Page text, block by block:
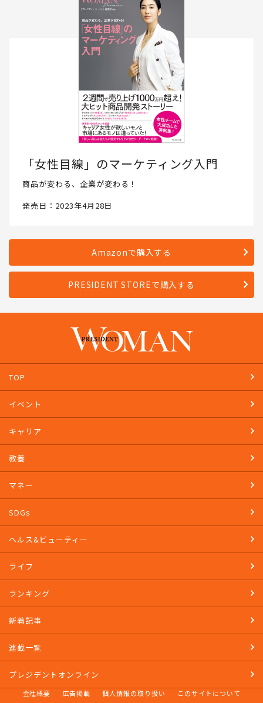
「女性目線」のマーケティング入門
商品が変わる、企業が変わる！
発売日：2023年4月28日
Amazonで購入する
PRESIDENT STOREで購入する
TOP
イベント
キャリア
教養
マネー
SDGs
ヘルス&ビューティー
ライフ
ランキング
新着記事
連載一覧
プレジデントオンライン
会社概要 広告掲載 個人情報の取り扱い このサイトについて